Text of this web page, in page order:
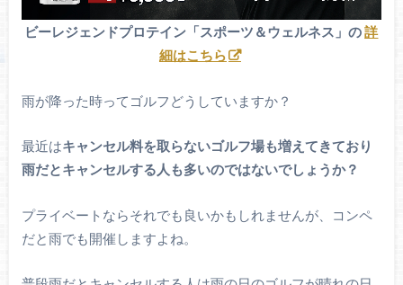
ビーレジェンドプロテイン「スポーツ＆ウェルネス」の詳
細はこちら
雨が降った時ってゴルフどうしていますか？
最近はキャンセル料を取らないゴルフ場も増えてきており
雨だとキャンセルする人も多いのではないでしょうか？
プライベートならそれでも良いかもしれませんが、コンペ
だと雨でも開催しますよね。